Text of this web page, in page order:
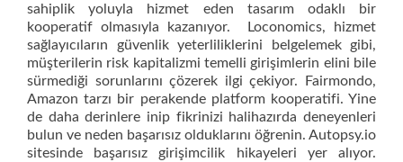
sahiplik yoluyla hizmet eden tasarım odaklı bir
kooperatif olmasıyla kazanıyor. Loconomics, hizmet
sağlayıcıların güvenlik yeterliliklerini belgelemek gibi,
müşterilerin risk kapitalizmi temelli girişimlerin elini bile
sürmediği sorunlarını çözerek ilgi çekiyor. Fairmondo,
Amazon tarzı bir perakende platform kooperatifi. Yine
de daha derinlere inip fikrinizi halihazırda deneyenleri
bulun ve neden başarısız olduklarını öğrenin. Autopsy.io
sitesinde başarısız girişimcilik hikayeleri yer alıyor.